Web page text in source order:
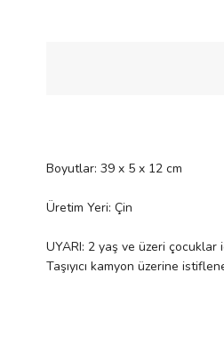
Boyutlar: 39 x 5 x 12 cm
Üretim Yeri: Çin
UYARI: 2 yaş ve üzeri
Taşıyıcı kamyon üzerine